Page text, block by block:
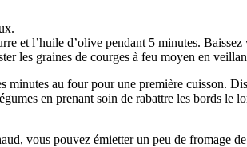
et l’huile d’olive pendant 5 minutes.
les graines de courges à feu moyen en
au four pour une première cuisson.
en prenant soin de rabattre les bords le
vous pouvez émietter un peu de fromage